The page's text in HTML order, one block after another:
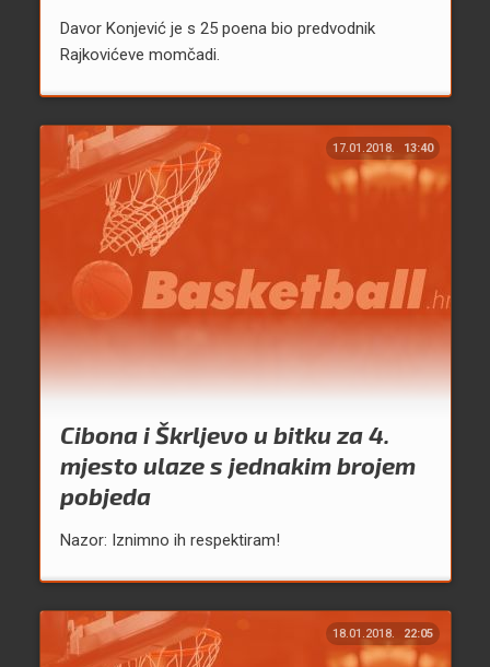
Davor Konjević je s 25 poena bio predvodnik
Rajkovićeve momčadi.
17.01.2018. 13:40
Cibona i Škrljevo u bitku za 4.
mjesto ulaze s jednakim brojem
pobjeda
Nazor: Iznimno ih respektiram!
18.01.2018. 22:05